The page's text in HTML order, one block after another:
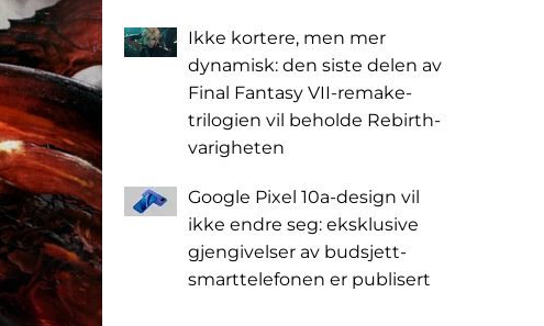
Ikke kortere, men mer
dynamisk: den siste delen av
Final Fantasy VII-remake-
trilogien vil beholde Rebirth-
varigheten
Google Pixel 10a-design vil
ikke endre seg: eksklusive
gjengivelser av budsjett-
smarttelefonen er publisert